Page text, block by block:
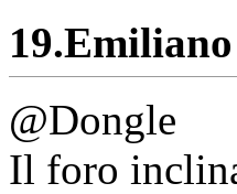
19.
@Dongle
Il foro